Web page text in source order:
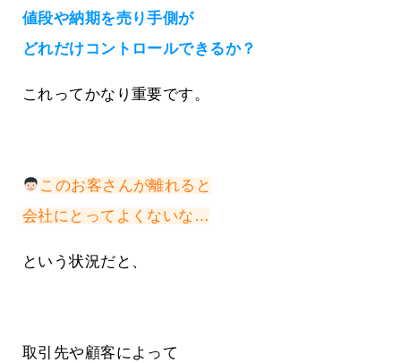
値段や納期を売り手側が
どれだけコントロールできるか？
これってかなり重要です。
このお客さんが離れると
会社にとってよくないな…
という状況だと、
取引先や顧客によって